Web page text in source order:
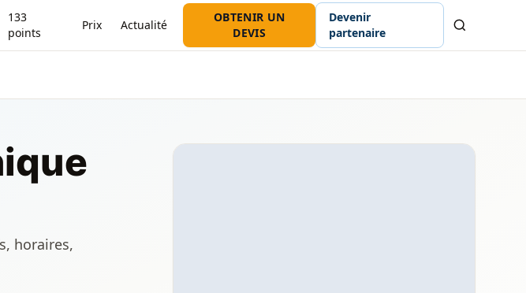
133
points
Prix Actualité
OBTENIR UN
DEVIS
Devenir
partenaire
horaires,